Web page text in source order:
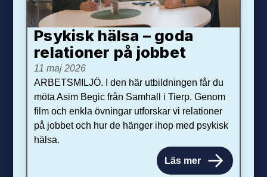
Psykisk hälsa – goda
relationer på jobbet
11 maj 2026
ARBETSMILJÖ. I den här utbildningen får du
möta Asim Begic från Samhall i Tierp. Genom
film och enkla övningar utforskar vi relationer
på jobbet och hur de hänger ihop med psykisk
hälsa.
Läs mer